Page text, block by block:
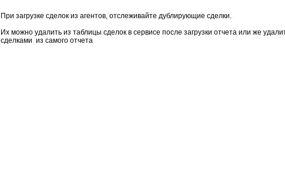
При загрузке сделок из агентов, отслеживайте дублирующие сделки.
Их можно удалить из таблицы сделок в сервисе после загрузки отчета или же
сделками из самого отчета